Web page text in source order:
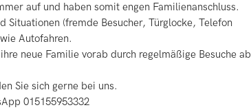
auf und haben somit engen Familienanschluss.
Situationen (fremde Besucher, Türglocke, Telefon
Autofahren.
neue Familie vorab durch regelmäßige Besuche ab
Sie sich gerne bei uns.
015155953332